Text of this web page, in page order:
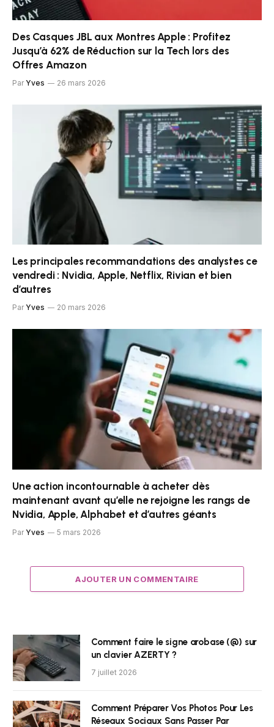
Des Casques JBL aux Montres Apple : Profitez
Jusqu’à 62% de Réduction sur la Tech lors des
Offres Amazon
Par Yves 26 mars 2026
Les principales recommandations des analystes ce
vendredi : Nvidia, Apple, Netflix, Rivian et bien
d’autres
Par Yves 20 mars 2026
Une action incontournable à acheter dès
maintenant avant qu’elle ne rejoigne les rangs de
Nvidia, Apple, Alphabet et d’autres géants
Par Yves 5 mars 2026
AJOUTER UN COMMENTAIRE
Comment faire le signe arobase (@) sur
un clavier AZERTY ?
7 juillet 2026
Comment Préparer Vos Photos Pour Les
Réseaux Sociaux Sans Passer Par